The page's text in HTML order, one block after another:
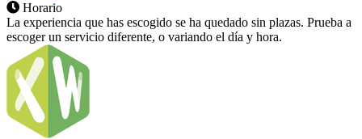
Horario
La experiencia que has escogido se ha quedado sin plazas. Prueba a
escoger un servicio diferente, o variando el día y hora.